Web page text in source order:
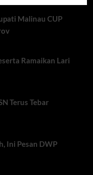
Malinau CUP
Ramaikan Lari
Terus Tebar
Ini Pesan DWP